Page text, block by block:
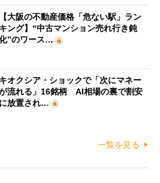
【大阪の不動産価格「危ない駅」ラン
キング】“中古マンション売れ行き鈍
”のワース…
キオクシア・ショックで「次にマネー
流れる」16銘柄 AI相場の裏で割安
に放置され…
一覧を見る